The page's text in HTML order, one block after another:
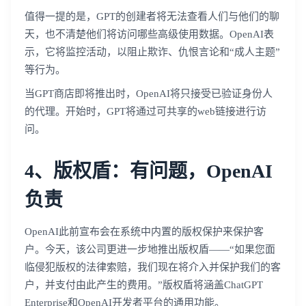
值得一提的是，GPT的创建者将无法查看人们与他们的聊
天，也不清楚他们将访问哪些高级使用数据。OpenAI表
示，它将监控活动，以阻止欺诈、仇恨言论和“成人主题”
等行为。
当GPT商店即将推出时，OpenAI将只接受已验证身份人
的代理。开始时，GPT将通过可共享的web链接进行访
问。
4、版权盾：有问题，OpenAI
负责
OpenAI此前宣布会在系统中内置的版权保护来保护客
户。今天，该公司更进一步地推出版权盾——“如果您面
临侵犯版权的法律索赔，我们现在将介入并保护我们的客
户，并支付由此产生的费用。”版权盾将涵盖ChatGPT
Enterprise和OpenAI开发者平台的通用功能。